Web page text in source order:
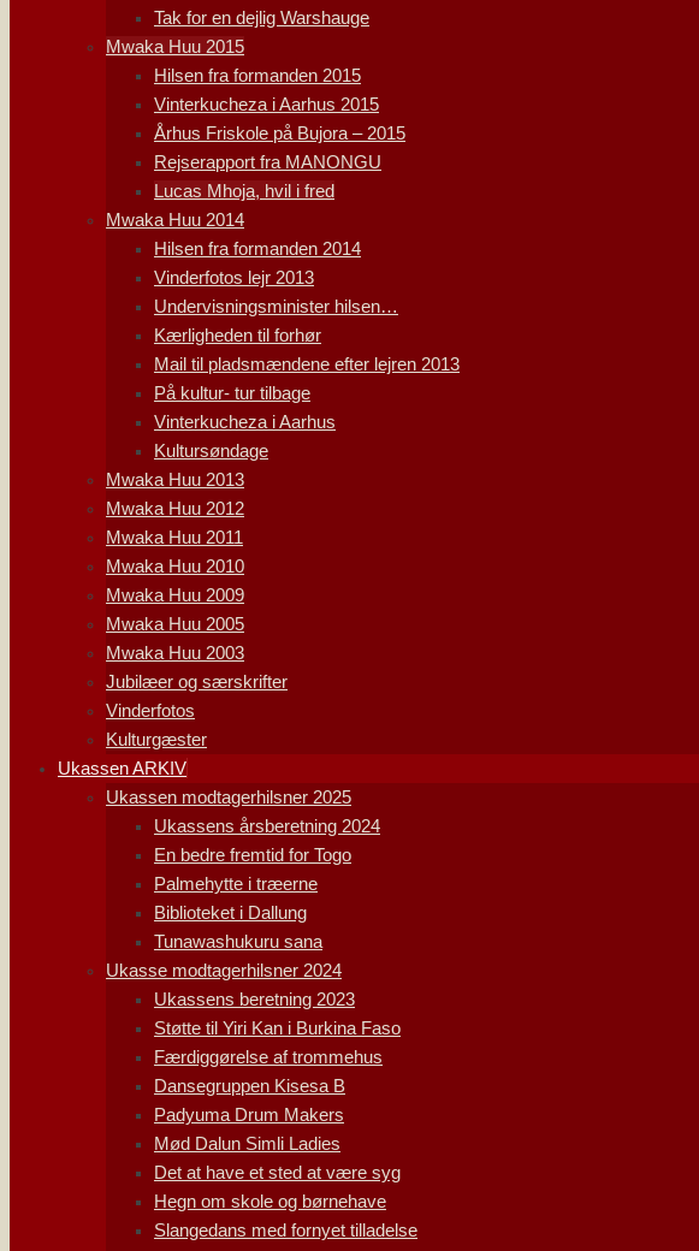
Tak for en dejlig Warshauge
Mwaka Huu 2015
Hilsen fra formanden 2015
Vinterkucheza i Aarhus 2015
Århus Friskole på Bujora – 2015
Rejserapport fra MANONGU
Lucas Mhoja, hvil i fred
Mwaka Huu 2014
Hilsen fra formanden 2014
Vinderfotos lejr 2013
Undervisningsminister hilsen…
Kærligheden til forhør
Mail til pladsmændene efter lejren 2013
På kultur- tur tilbage
Vinterkucheza i Aarhus
Kultursøndage
Mwaka Huu 2013
Mwaka Huu 2012
Mwaka Huu 2011
Mwaka Huu 2010
Mwaka Huu 2009
Mwaka Huu 2005
Mwaka Huu 2003
Jubilæer og særskrifter
Vinderfotos
Kulturgæster
Ukassen ARKIV
Ukassen modtagerhilsner 2025
Ukassens årsberetning 2024
En bedre fremtid for Togo
Palmehytte i træerne
Biblioteket i Dallung
Tunawashukuru sana
Ukasse modtagerhilsner 2024
Ukassens beretning 2023
Støtte til Yiri Kan i Burkina Faso
Færdiggørelse af trommehus
Dansegruppen Kisesa B
Padyuma Drum Makers
Mød Dalun Simli Ladies
Det at have et sted at være syg
Hegn om skole og børnehave
Slangedans med fornyet tilladelse